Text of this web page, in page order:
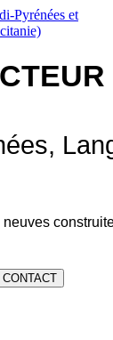
neuves
CONTACT